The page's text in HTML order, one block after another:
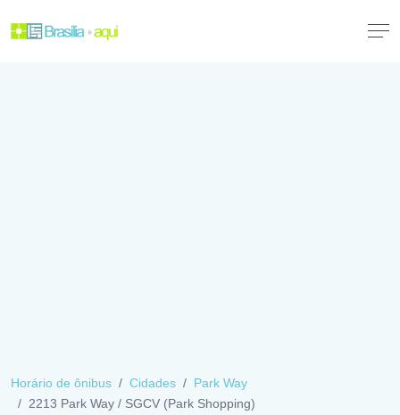
Horário de ônibus Cidades
Park Way
2213 Park Way / SGCV (Park Shopping)